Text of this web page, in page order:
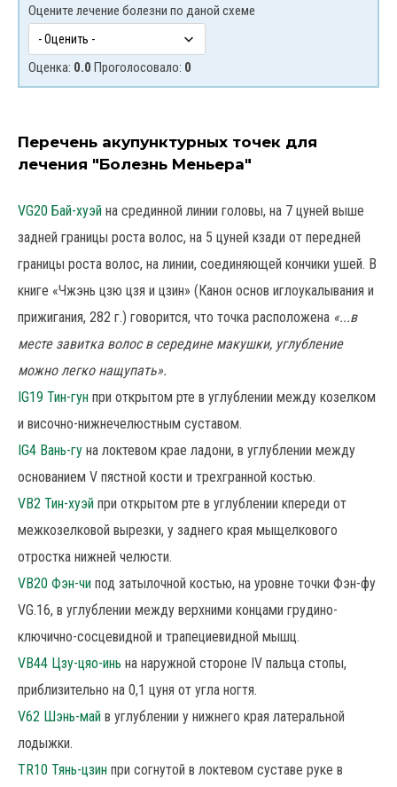
Оцените лечение болезни по даной схеме
Оценка: 0.0 Проголосовало: 0
Перечень акупунктурных точек для
лечения "Болезнь Меньера"
VG20 Бай-хуэй на срединной линии головы, на 7 цуней выше
задней границы роста волос, на 5 цуней кзади от передней
границы роста волос, на линии, соединяющей кончики ушей. В
книге «Чжэнь цзю цзя и цзин» (Канон основ иглоукалывания и
прижигания, 282 г.) говорится, что точка расположена «...в
месте завитка волос в середине макушки, углубление
можно легко нащупать».
IG19 Тин-гун при открытом рте в углублении между козелком
и височно-нижнечелюстным суставом.
IG4 Вань-гу на локтевом крае ладони, в углублении между
основанием V пястной кости и трехгранной костью.
VB2 Тин-хуэй при открытом рте в углублении кпереди от
межкозелковой вырезки, у заднего края мыщелкового
отростка нижней челюсти.
VB20 Фэн-чи под затылочной костью, на уровне точки Фэн-фу
VG.16, в углублении между верхними концами грудино-
ключично-сосцевидной и трапециевидной мышц.
VB44 Цзу-цяо-инь на наружной стороне IV пальца стопы,
приблизительно на 0,1 цуня от угла ногтя.
V62 Шэнь-май в углублении у нижнего края латеральной
лодыжки.
TR10 Тянь-цзин при согнутой в локтевом суставе руке в